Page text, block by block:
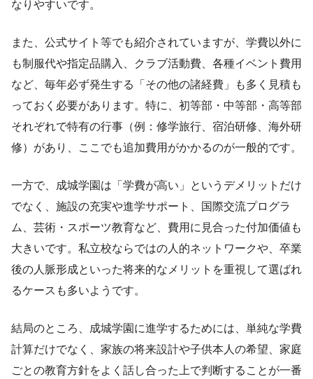
なりやすいです。
また、公式サイト等でも紹介されていますが、学費以外に
も制服代や指定品購入、クラブ活動費、各種イベント費用
など、毎年必ず発生する「その他の諸経費」も多く見積も
っておく必要があります。特に、初等部・中等部・高等部
それぞれで特有の行事（例：修学旅行、宿泊研修、海外研
修）があり、ここでも追加費用がかかるのが一般的です。
一方で、成城学園は「学費が高い」というデメリットだけ
でなく、施設の充実や進学サポート、国際交流プログラ
ム、芸術・スポーツ教育など、費用に見合った付加価値も
大きいです。私立校ならではの人的ネットワークや、卒業
後の人脈形成といった将来的なメリットを重視して選ばれ
るケースも多いようです。
結局のところ、成城学園に進学するためには、単純な学費
計算だけでなく、家族の将来設計や子供本人の希望、家庭
ごとの教育方針をよく話し合った上で判断することが一番